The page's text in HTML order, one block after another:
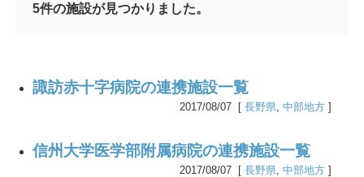
5件の施設が見つかりました。
諏訪赤十字病院の連携施設一覧
2017/08/07 [ 長野県 中部地方 ]
信州大学医学部附属病院の連携施設一覧
2017/08/07 [ 長野県 中部地方 ]